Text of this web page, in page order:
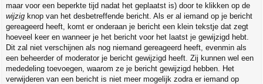
maar voor een beperkte tijd nadat het geplaatst is) door te klikken op de
wijzig knop van het desbetreffende bericht. Als er al iemand op je bericht
gereageerd heeft, komt er onderaan je bericht een klein tekstje dat zegt
hoeveel keer en wanneer je het bericht voor het laatst je gewijzigd hebt.
Dit zal niet verschijnen als nog niemand gereageerd heeft, evenmin als
een beheerder of moderator je bericht gewijzigd heeft. Zij kunnen wel een
mededeling toevoegen, waarom ze je bericht gewijzigd hebben. Het
verwijderen van een bericht is niet meer mogelijk zodra er iemand op